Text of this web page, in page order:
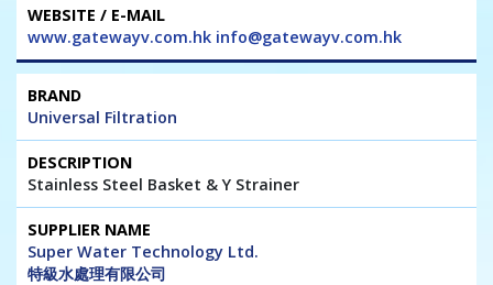
www.gatewayv.com.hk info@gatewayv.com.hk
Universal Filtration
Stainless Steel Basket & Y Strainer
Super Water Technology Ltd.
特級水處理有限公司